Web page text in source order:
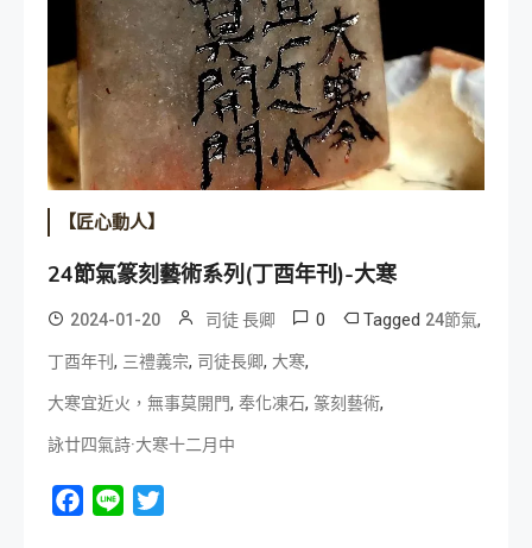
【匠心動人】
24節氣篆刻藝術系列(丁酉年刊)-大寒
2024-01-20 司徒 長卿 0 Tagged 24節氣,
丁酉年刊 , 三禮義宗, 司徒長卿, 大寒,
大寒宜近火，無事莫開門, 奉化凍石, 篆刻藝術,
詠廿四氣詩·大寒十二月中
Facebook
Line